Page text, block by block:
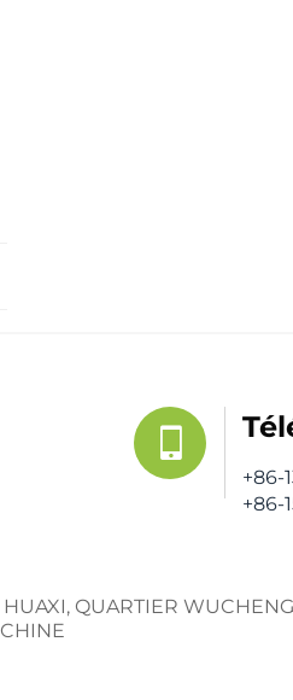
+86-
+86-
QUARTIER